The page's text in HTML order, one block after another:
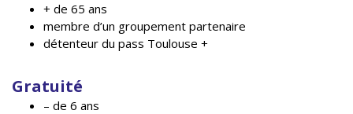
+ de 65 ans
membre d’un groupement partenaire
détenteur du pass Toulouse +
Gratuité
– de 6 ans